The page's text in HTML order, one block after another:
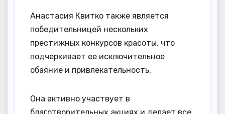
Анастасия Квитко также является
победительницей нескольких
престижных конкурсов красоты, что
подчеркивает ее исключительное
обаяние и привлекательность.
Она активно участвует в